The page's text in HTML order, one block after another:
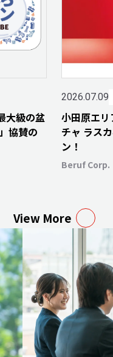
大級の盆
協賛の
2026.07.09
小田原エ
チャ ラス
ン！
Beruf Corp.
View More